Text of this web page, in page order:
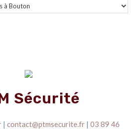
Sécurité
| contact@ptmsecurite.fr | 03 89 46